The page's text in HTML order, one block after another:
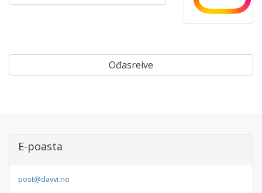
Ođasreive
E-poasta
post@davvi.no